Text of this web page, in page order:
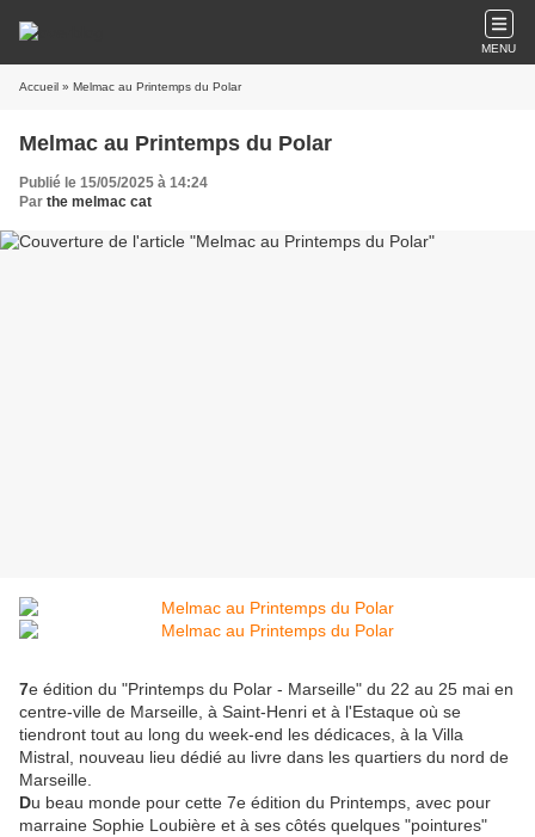
MENU
Accueil » Melmac au Printemps du Polar
Melmac au Printemps du Polar
Publié le 15/05/2025 à 14:24
Par the melmac cat
7e édition du "Printemps du Polar - Marseille" du 22 au 25 mai en
centre-ville de Marseille, à Saint-Henri et à l'Estaque où se
tiendront tout au long du week-end les dédicaces, à la Villa
Mistral, nouveau lieu dédié au livre dans les quartiers du nord de
Marseille.
Du beau monde pour cette 7e édition du Printemps, avec pour
marraine Sophie Loubière et à ses côtés quelques "pointures"